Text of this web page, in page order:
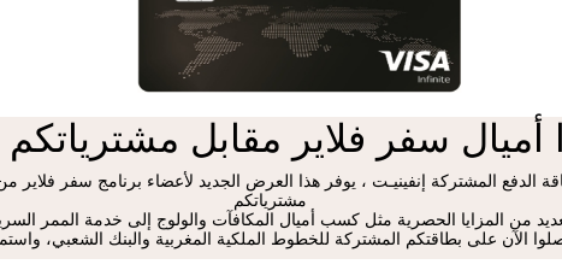
أميال سفر فلاير مقابل مشترياتكم
الدفع المشتركة إنفينيـت ، يوفر هذا العرض الجديد لأعضاء برنامج سفر فلاير
مشترياتكم
من المزايا الحصرية مثل كسب أميال المكافآت والولوج إلى خدمة الممر
الآن على بطاقتكم المشتركة للخطوط الملكية المغربية والبنك الشعبي،